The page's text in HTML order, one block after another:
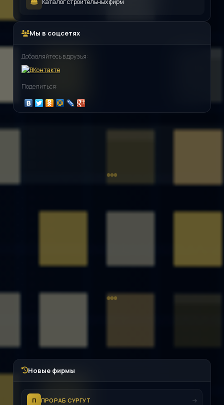
Мы в соцсетях
Добавляйтесь в друзья:
Поделиться:
Новые фирмы
П ПРОРАБ СУРГУТ